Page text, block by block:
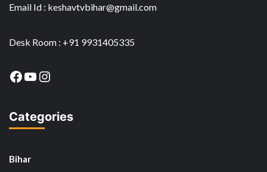
Email Id : keshavtvbihar@gmail.com
Desk Room : +91 9931405335
Facebook
YouTube
Instagram
Categories
Bihar